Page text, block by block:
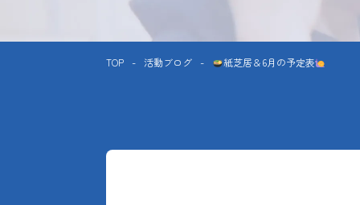
TOP - 活動ブログ - 紙芝居＆6月の予定表